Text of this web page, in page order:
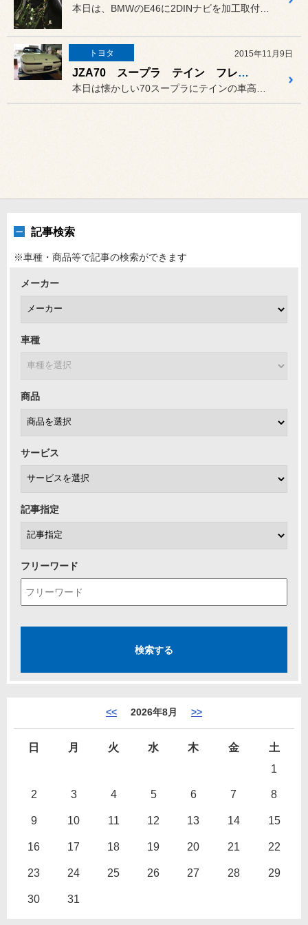
本日は、BMWのE46に2DINナビを加工取付しました。
トヨタ 2015年11月9日
JZA70 スープラ テイン フレックスＺ
記事検索
※車種・商品等で記事の検索ができます
メーカー
車種
商品
サービス
記事指定
フリーワード
<< 2026年8月 >>
日 月 火 水 木 金
土
1
2 3 4 5 6 7 8
9 10 11 12 13 14 15
16 17 18 19 20 21 22
23 24 25 26 27 28 29
30 31